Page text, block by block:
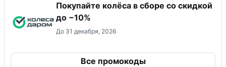
Покупайте колёса в сборе со скидкой
до −10%
До 31 декабря, 2026
Все промокоды